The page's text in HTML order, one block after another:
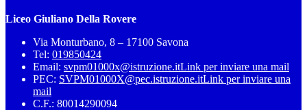
Liceo Giuliano Della Rovere
Via Monturbano, 8 – 17100 Savona
Tel: 019850424
Email: svpm01000x@istruzione.itLink per inviare una mail
PEC: SVPM01000X@pec.istruzione.itLink per inviare una
mail
C.F.: 80014290094